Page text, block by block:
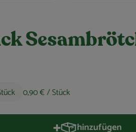
0,90 €/ Stück
hinzufügen